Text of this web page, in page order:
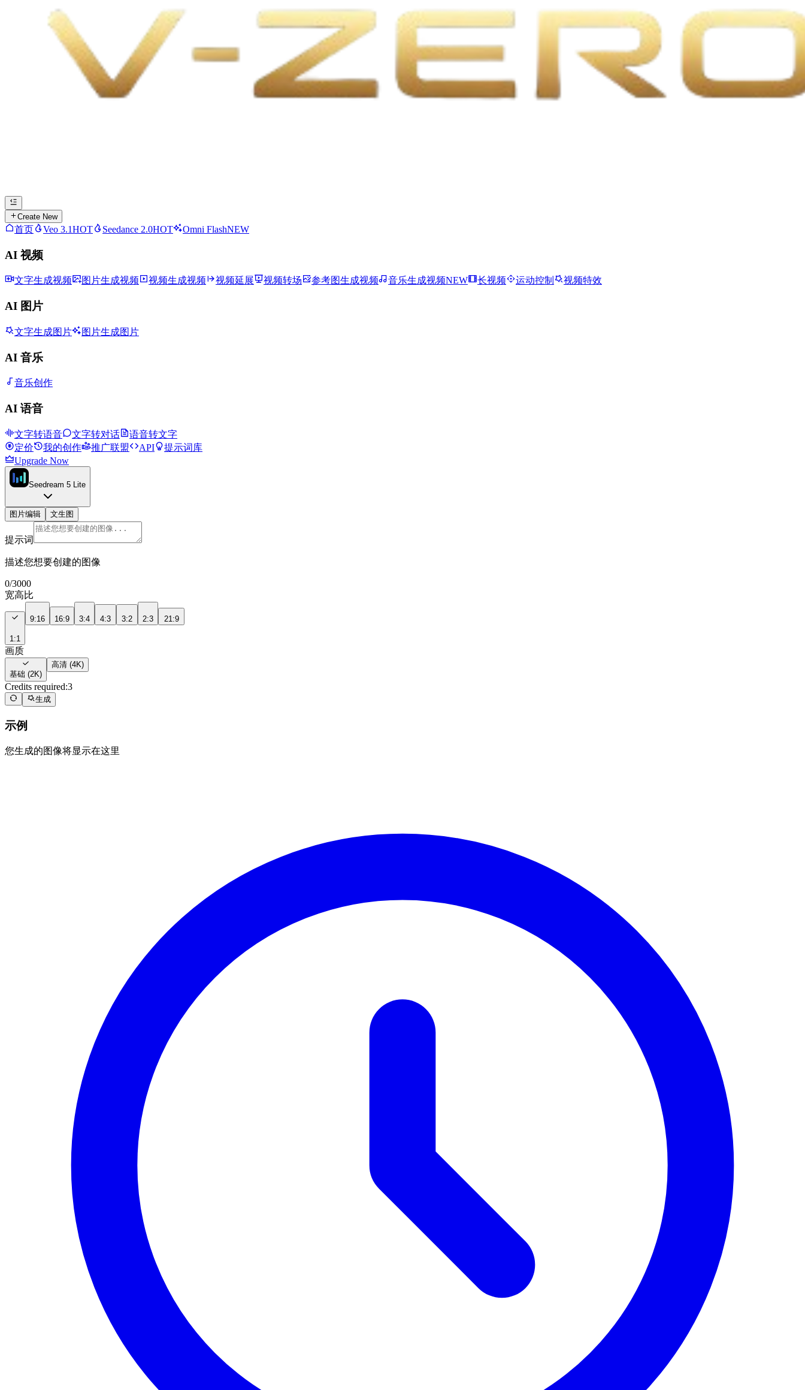
Create New
首页 Veo 3.1HOT Seedance 2.0HOT Omni FlashNEW
AI 视频
文字生成视频 图片生成视频 视频生成视频 视频延展 视频转场 参考图生成视频 音乐生成视频NEW 长视频 运动控制 视频特效
AI 图片
文字生成图片 图片生成图片
AI 音乐
音乐创作
AI 语音
文字转语音 文字转对话
语音转文字
定价
我的创作 推广联盟 API
提示词库
Upgrade Now
Seedream 5 Lite
图片编辑 文生图
提示词
描述您想要创建的图像
0/3000
宽高比
1:1
9:16 16:9 3:4 4:3 3:2 2:3 21:9
画质
基础 (2K)
高清 (4K)
Credits required:3
生成
示例
您生成的图像将显示在这里